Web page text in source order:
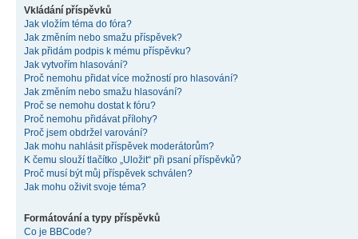
Vkládání příspěvků
Jak vložím téma do fóra?
Jak změním nebo smažu příspěvek?
Jak přidám podpis k mému příspěvku?
Jak vytvořím hlasování?
Proč nemohu přidat více možností pro hlasování?
Jak změním nebo smažu hlasování?
Proč se nemohu dostat k fóru?
Proč nemohu přidávat přílohy?
Proč jsem obdržel varování?
Jak mohu nahlásit příspěvek moderátorům?
K čemu slouží tlačítko „Uložit“ při psaní příspěvků?
Proč musí být můj příspěvek schválen?
Jak mohu oživit svoje téma?
Formátování a typy příspěvků
Co je BBCode?